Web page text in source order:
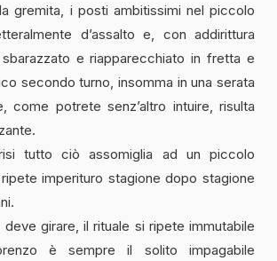
gremita, i posti ambitissimi nel piccolo
d’assalto e, con addirittura
e riapparecchiato in fretta e
secondo turno, insomma in una serata
come potrete senz’altro intuire, risulta
tutto ciò assomiglia ad un piccolo
imperituro stagione dopo stagione
girare, il rituale si ripete immutabile
è sempre il solito impagabile